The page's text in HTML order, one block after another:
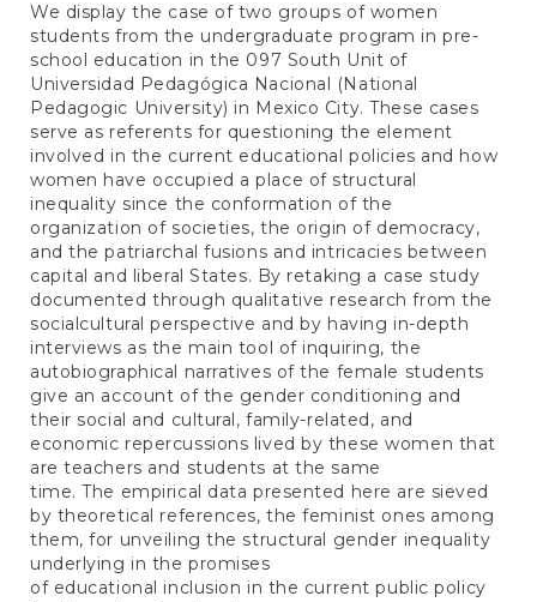
We display the case of two groups of women
students from the undergraduate program in pre-
school education in the 097 South Unit of
Universidad Pedagógica Nacional (National
Pedagogic University) in Mexico City. These cases
serve as referents for questioning the element
involved in the current educational policies and how
women have occupied a place of structural
inequality since the conformation of the
organization of societies, the origin of democracy,
and the patriarchal fusions and intricacies between
capital and liberal States. By retaking a case study
documented through qualitative research from the
socialcultural perspective and by having in-depth
interviews as the main tool of inquiring, the
autobiographical narratives of the female students
give an account of the gender conditioning and
their social and cultural, family-related, and
economic repercussions lived by these women that
are teachers and students at the same
time. The empirical data presented here are sieved
by theoretical references, the feminist ones among
them, for unveiling the structural gender inequality
underlying in the promises
of educational inclusion in the current public policy